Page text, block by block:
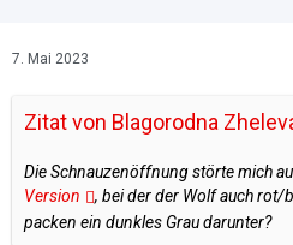
7. Mai 2023
Zitat von Blagorodna
Die Schnauzenöffnung störte mich
Version
, bei der der Wolf auch rot/
packen ein dunkles Grau darunter?